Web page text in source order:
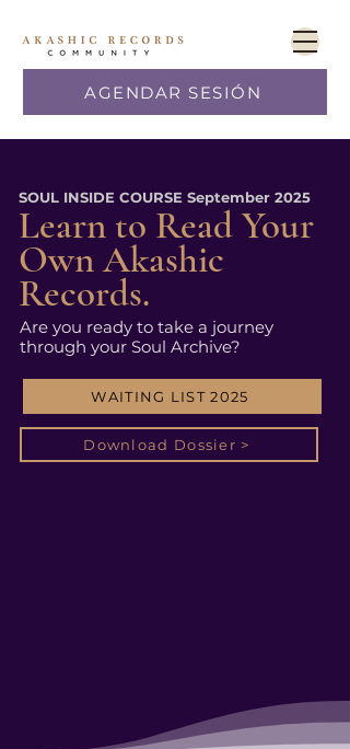
AGENDAR SESIÓN
SOUL INSIDE COURSE September 2025
Learn to Read Your
Own Akashic
Records.
Are you ready to take a journey
through your Soul Archive?
WAITING LIST 2025
Download Dossier >